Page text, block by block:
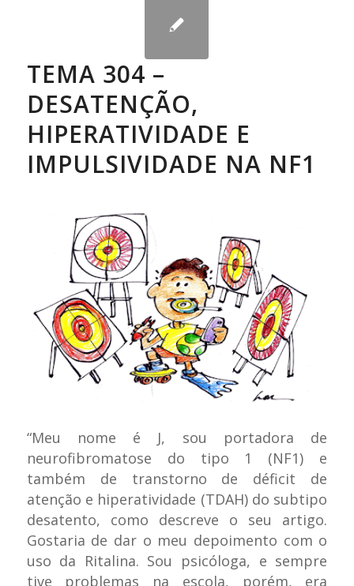
TEMA 304 –
DESATENÇÃO,
HIPERATIVIDADE E
IMPULSIVIDADE NA NF1
“Meu nome é J, sou portadora de
neurofibromatose do tipo 1 (NF1) e
também de transtorno de déficit de
atenção e hiperatividade (TDAH) do subtipo
desatento, como descreve o seu artigo.
Gostaria de dar o meu depoimento com o
uso da Ritalina. Sou psicóloga, e sempre
tive problemas na escola, porém, era